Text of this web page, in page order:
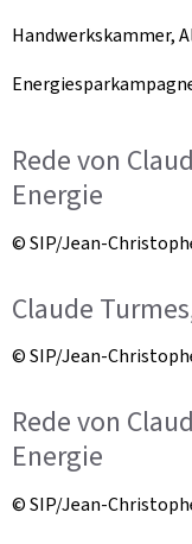
Handwerkskammer,
Rede von
Energie
© SIP/Jean-
Claude
© SIP/Jean-
Rede von
Energie
© SIP/Jean-